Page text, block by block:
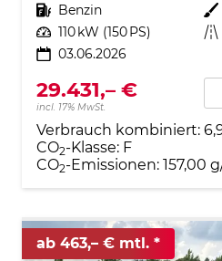
Kraftstoff Benzin Außenfarbe
Leistung 110 kW (150 PS) Kilometerstand
03.06.2026
29.431,– €
incl. 17% MwSt.
Verbrauch kombiniert:
CO2-Klasse: F
CO2-Emissionen: 157,00
ab 463,– € mtl.